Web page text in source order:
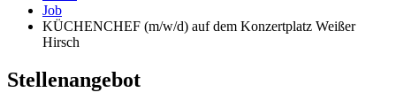
Job
KÜCHENCHEF (m/w/d) auf dem Konzertplatz Weißer
Hirsch
Stellenangebot